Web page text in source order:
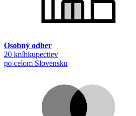
Osobný odber
20 kníhkupectiev
po celom Slovensku